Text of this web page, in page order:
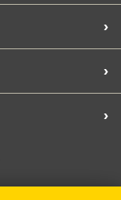
›
›
›